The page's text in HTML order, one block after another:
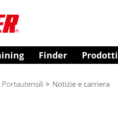
Finder Prodotti
> Notizie e carriera